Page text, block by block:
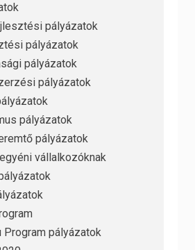
pályázatok
pályázatok
pályázatok
pályázatok
pályázatok
pályázatok
vállalkozóknak
Program pályázatok